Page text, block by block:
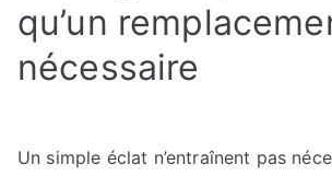
qu’un
nécessaire
Un simple éclat n’entraînent pas